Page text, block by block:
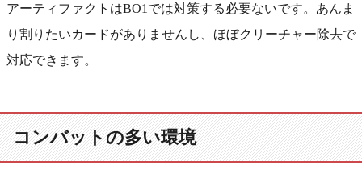
アーティファクトはBO1では対策する必要ないです。あんま
り割りたいカードがありませんし、ほぼクリーチャー除去で
対応できます。
コンバットの多い環境